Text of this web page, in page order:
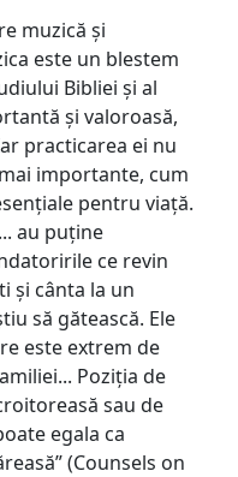
muzică și
este un blestem
Bibliei și al
și valoroasă,
practicarea ei nu
importante, cum
pentru viață.
au puține
ce revin
și cânta la un
să gătească. Ele
este extrem de
Poziția de
sau de
egala ca
(Counsels on